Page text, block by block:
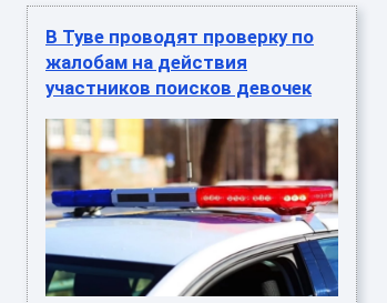
В Туве проводят проверку по
жалобам на действия
участников поисков девочек